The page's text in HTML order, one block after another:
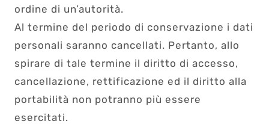
ordine di un’autorità.
Al termine del periodo di conservazione i dati
personali saranno cancellati. Pertanto, allo
spirare di tale termine il diritto di accesso,
cancellazione, rettificazione ed il diritto alla
portabilità non potranno più essere
esercitati.